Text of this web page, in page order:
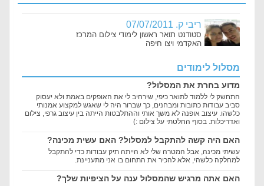
ריבי ק. 07/07/2011
סטודנט תואר ראשון לימודי צילום המרכז
האקדמי ויצו חיפה
מסלול לימודים
מדוע בחרת את המסלול?
התחשק לי ללמוד לתואר כיפי, שירחיב לי את האופקים באמת ולא יעסוק
סביב עבודות כתובות ומבחנים, כך שברור היה לי שאגש למקצוע אמנותי
כלשהו. עיצוב אופנה לא משך אותי וההתלבטות הייתה בין עיצוב גרפי, צילום
ואדריכלות. בסוף החלטתי על צילום :)
האם היה קשה להתקבל למסלול? האם עשית מכינה?
עשיתי מכינה, אבל המטרה שלי לא הייתה תיק עבודות כדי להתקבל
למחלקה כלשהי, אלא להכיר את התחום בו אני מתעניינת.
האם אתה מרגיש שהמסלול ענה על הציפיות שלך?